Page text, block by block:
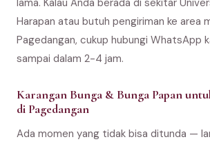
Harapan atau butuh pengiriman ke area
Pagedangan, cukup hubungi WhatsApp
sampai dalam 2-4 jam.
Karangan Bunga & Bunga Papan
di Pagedangan
Ada momen yang tidak bisa ditunda —